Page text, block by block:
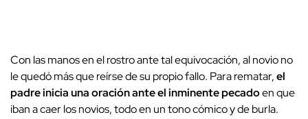
Con las manos en el rostro ante tal equivocación, al novio no
le quedó más que reírse de su propio fallo. Para rematar,el
padre inicia una oración ante el inminente pecadoen que
iban a caer los novios, todo en un tono cómico y de burla.